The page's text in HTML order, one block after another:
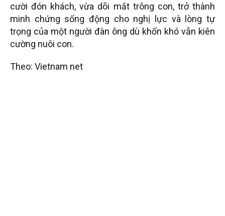
cười đón khách, vừa dõi mắt trông con, trở thành
minh chứng sống động cho nghị lực và lòng tự
trọng của một người đàn ông dù khốn khó vẫn kiên
cường nuôi con.
Theo: Vietnam net